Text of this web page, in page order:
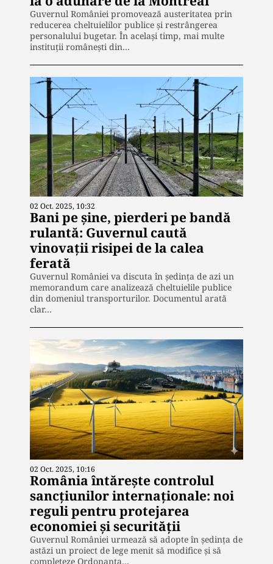
Guvernul României promovează austeritatea prin
reducerea cheltuielilor publice și restrângerea
personalului bugetar. În același timp, mai multe
instituții românești din…
02 Oct. 2025, 10:32
Bani pe șine, pierderi pe bandă
rulantă: Guvernul caută
vinovații risipei de la calea
ferată
Guvernul României va discuta în ședința de azi un
memorandum care analizează cheltuielile publice
din domeniul transporturilor. Documentul arată
clar…
02 Oct. 2025, 10:16
România întărește controlul
sancțiunilor internaționale: noi
reguli pentru protejarea
economiei și securității
Guvernul României urmează să adopte în ședința de
astăzi un proiect de lege menit să modifice și să
completeze Ordonanța…